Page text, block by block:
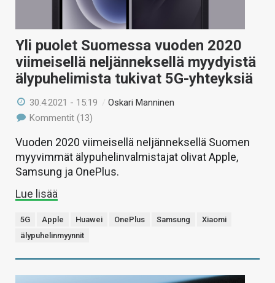
Yli puolet Suomessa vuoden 2020
viimeisellä neljänneksellä myydyistä
älypuhelimista tukivat 5G-yhteyksiä
30.4.2021 - 15:19 /Oskari Manninen
Kommentit (13)
Vuoden 2020 viimeisellä neljänneksellä Suomen
myyvimmät älypuhelinvalmistajat olivat Apple,
Samsung ja OnePlus.
Lue lisää
5G Apple Huawei OnePlus Samsung
Xiaomi
älypuhelinmyynnit